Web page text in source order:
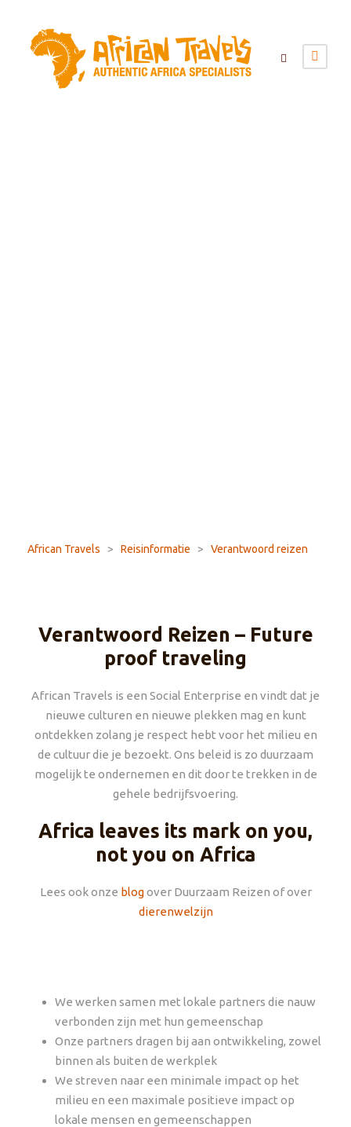
African Travels > Reisinformatie > Verantwoord reizen
Verantwoord Reizen – Future
proof traveling
African Travels is een Social Enterprise en vindt dat je
nieuwe culturen en nieuwe plekken mag en kunt
ontdekken zolang je respect hebt voor het milieu en
de cultuur die je bezoekt. Ons beleid is zo duurzaam
mogelijk te ondernemen en dit door te trekken in de
gehele bedrijfsvoering.
Africa leaves its mark on you,
not you on Africa
Lees ook onze blogover Duurzaam Reizen of over
dierenwelzijn
We werken samen met lokale partners die nauw
verbonden zijn met hun gemeenschap
Onze partners dragen bij aan ontwikkeling, zowel
binnen als buiten de werkplek
We streven naar een minimale impact op het
milieu en een maximale positieve impact op
lokale mensen en gemeenschappen